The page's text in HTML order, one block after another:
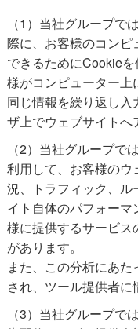
（1）当社グループで
際に、お客様のコン
できるためにCookie
様がコンピューター上
同じ情報を繰り返し
ザ上でウェブサイトへ
（2）当社グループで
利用して、お客様の
況、トラフィック、
イト自体のパフォー
様に提供するサービス
があります。
また、この分析にあた
され、ツール提供者に
（3）当社グループで